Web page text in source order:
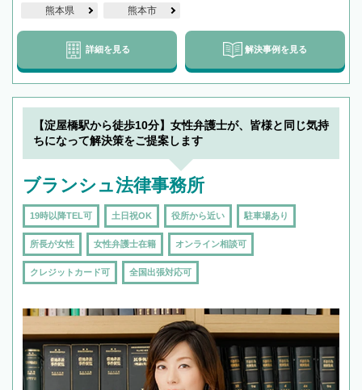
熊本県 熊本市
詳細を見る 解決事例を見る
【淀屋橋駅から徒歩10分】女性弁護士が、皆様と同じ気持
ちになって解決策をご提案します
ブランシュ法律事務所
19時以降TEL可 土日祝OK 役所から近い 駐車場あり
所長が女性 女性弁護士在籍 オンライン相談可
クレジットカード可 全国出張対応可